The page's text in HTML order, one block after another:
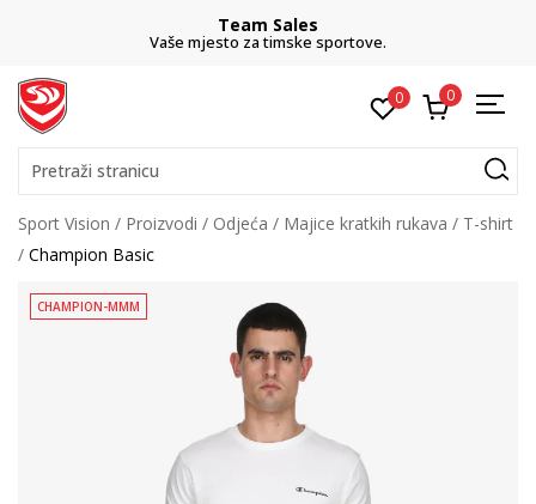
Team Sales
Vaše mjesto za timske sportove.
0 0
Pretraži stranicu
Sport Vision Proizvodi Odjeća Majice kratkih rukava
T-shirt
Champion Basic
CHAMPION-MMM